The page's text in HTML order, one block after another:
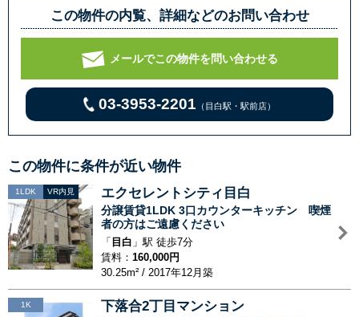
この物件の内覧、詳細などのお問い合わせ
メールでこの物件を問い合わせる
03-3953-2201 （目白駅・駅前店）
この物件に条件が近い物件
1LDK VR内見 エクセレントシティ目白
分譲賃貸1LDK 3口カウンターキッチン 喫煙
者の方はご遠慮ください
「 目白 」駅 徒歩7分
賃料： 160,000円
30.25m² / 2017年12月築
1K 下落合2丁目マンション